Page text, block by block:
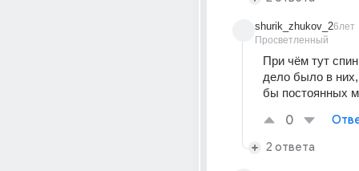
shurik_zhukov_2
Просветленный
6лет
При чём тут
дело было в
бы постоянных
0
2 ответа